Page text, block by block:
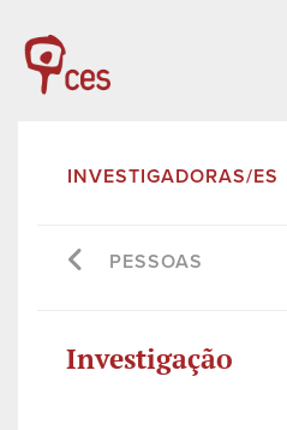
INVESTIGADORAS/ES
PESSOAS
Investigação